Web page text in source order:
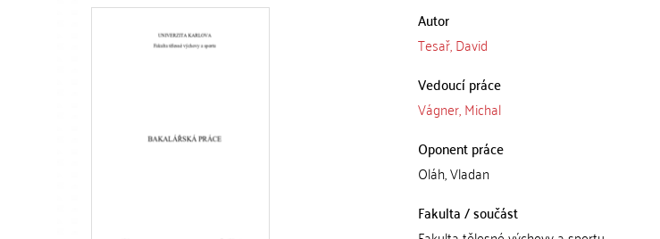
Autor
Tesař, David
Vedoucí práce
Vágner, Michal
Oponent práce
Oláh, Vladan
Fakulta / součást